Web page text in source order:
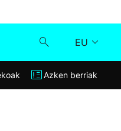
EU
Klisk
Azken berriak